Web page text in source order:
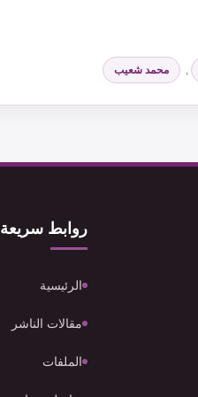
, محمد شعيب
روابط سريعة
الرئيسية
مقالات الناشر
الملفات